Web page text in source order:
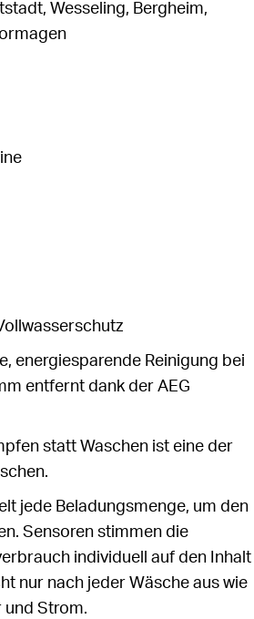
Wesseling, Bergheim,
energiesparende Reinigung bei
entfernt dank der AEG
statt Waschen ist eine der
jede Beladungsmenge, um den
Sensoren stimmen die
individuell auf den Inhalt
nur nach jeder Wäsche aus wie
und Strom.